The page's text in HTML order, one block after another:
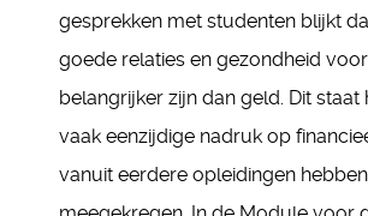
gesprekken met studenten blijkt
goede relaties en gezondheid
belangrijker zijn dan geld. Dit staat
vaak eenzijdige nadruk op
vanuit eerdere opleidingen hebben